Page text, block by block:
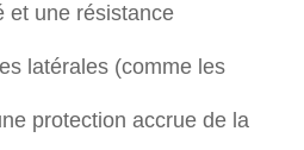
et une résistance
latérales (comme les
protection accrue de la